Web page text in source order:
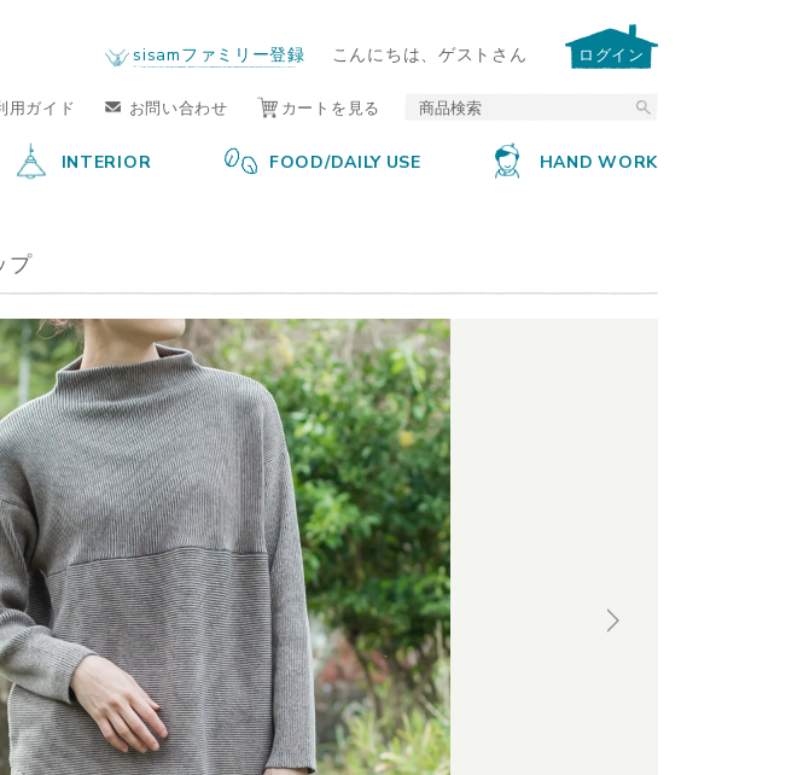
by sisam FAIR TRADE
sisamファミリー登録 こんにちは、ゲストさん ログイン
用ガイド お問い合わせ カートを見る
INTERIOR FOOD/DAILY USE HAND WORK
プ